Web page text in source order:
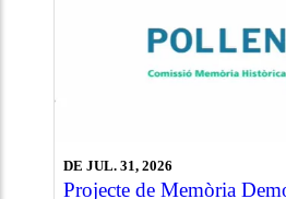
DE JUL. 31, 2026
Projecte de Memòria